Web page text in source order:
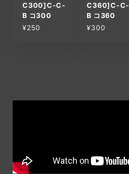
C300]C-C-
B コ300
¥250
C360]C-C-
B コ360
¥300